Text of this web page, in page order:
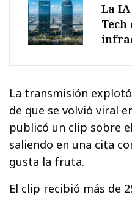
La
Tech
La transmisión
de que se volvió viral
publicó un clip sobre
saliendo en una cita
gusta la fruta.
El clip recibió más de